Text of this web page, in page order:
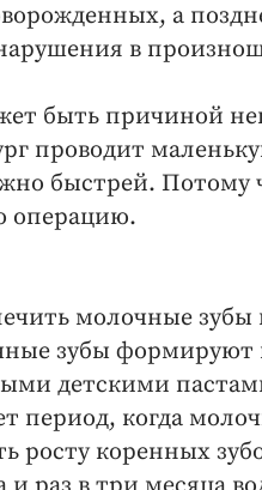
а
в
быть причиной
проводит
быстрей. Потому
операцию.
молочные зубы
зубы формируют
детскими
период, когда
росту коренных